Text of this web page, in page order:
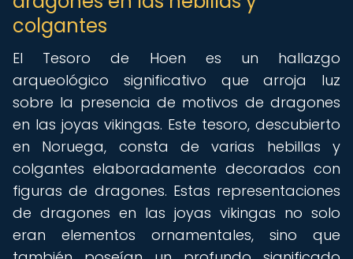
colgantes
El Tesoro de Hoen es un hallazgo
arqueológico significativo que arroja luz
sobre la presencia de motivos de dragones
en las joyas vikingas. Este tesoro, descubierto
en Noruega, consta de varias hebillas y
colgantes elaboradamente decorados con
figuras de dragones. Estas representaciones
de dragones en las joyas vikingas no solo
eran elementos ornamentales, sino que